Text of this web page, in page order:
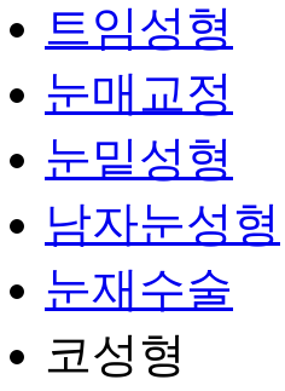
트임성형
눈매교정
눈밑성형
남자눈성형
눈재수술
코성형